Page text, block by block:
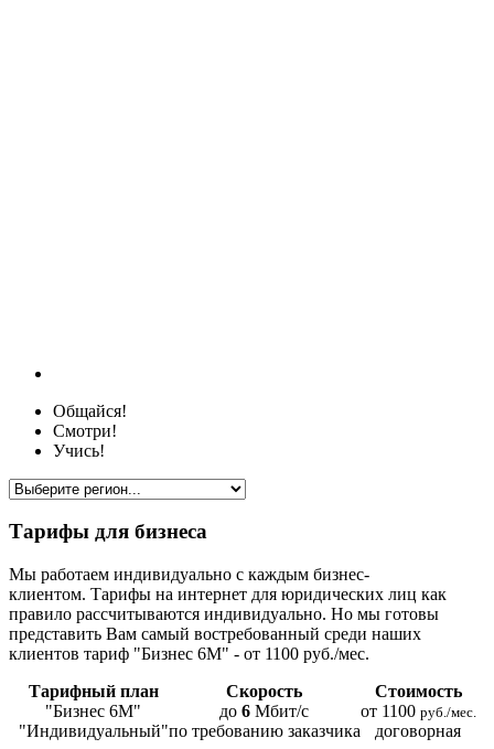
Общайся!
Смотри!
Учись!
Тарифы для бизнеса
Мы работаем индивидуально с каждым бизнес-
клиентом. Тарифы на интернет для юридических лиц как
правило рассчитываются индивидуально. Но мы готовы
представить Вам самый востребованный среди наших
клиентов тариф "Бизнес 6М" - от 1100 руб./мес.
Тарифный план
Скорость
Стоимость
"Бизнес 6М"
до 6 Мбит/с от 1100 руб./мес.
"Индивидуальный"по требованию заказчика договорная